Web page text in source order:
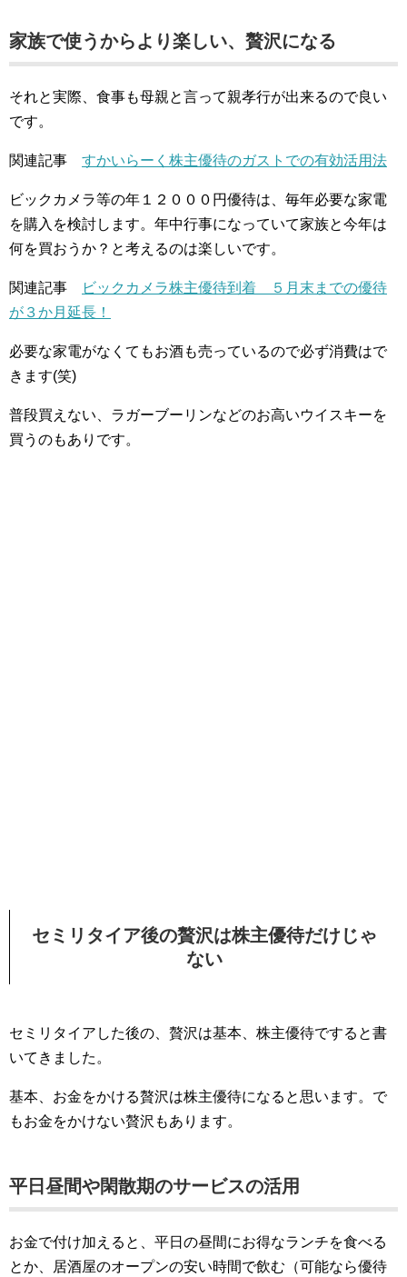
家族で使うからより楽しい、贅沢になる
それと実際、食事も母親と言って親孝行が出来るので良い
です。
関連記事 すかいらーく株主優待のガストでの有効活用法
ビックカメラ等の年１２０００円優待は、毎年必要な家電
を購入を検討します。年中行事になっていて家族と今年は
何を買おうか？と考えるのは楽しいです。
関連記事
ビックカメラ株主優待到着 ５月末までの優待
が３か月延長！
必要な家電がなくてもお酒も売っているので必ず消費はで
きます(笑)
普段買えない、ラガーブーリンなどのお高いウイスキーを
買うのもありです。
セミリタイア後の贅沢は株主優待だけじゃ
ない
セミリタイアした後の、贅沢は基本、株主優待ですると書
いてきました。
基本、お金をかける贅沢は株主優待になると思います。で
もお金をかけない贅沢もあります。
平日昼間や閑散期のサービスの活用
お金で付け加えると、平日の昼間にお得なランチを食べる
とか、居酒屋のオープンの安い時間で飲む（可能なら優待